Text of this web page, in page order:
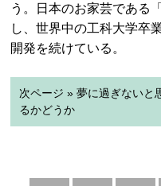
う。日本のお家芸である
し、世界中の工科大学卒
開発を続けている。
次ページ » 夢に過ぎないと
るかどうか